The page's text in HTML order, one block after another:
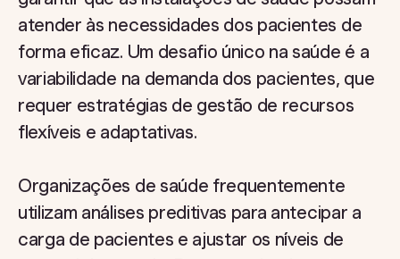
atender às necessidades dos pacientes de
forma eficaz. Um desafio único na saúde é a
variabilidade na demanda dos pacientes, que
requer estratégias de gestão de recursos
flexíveis e adaptativas.
Organizações de saúde frequentemente
utilizam análises preditivas para antecipar a
carga de pacientes e ajustar os níveis de